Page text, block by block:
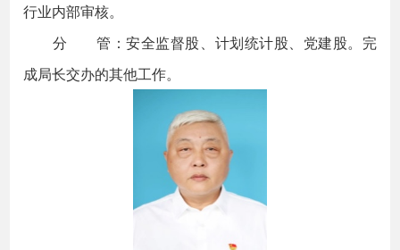
行业内部审核。
分 管：安全监督股、计划统计股、党建股。完
成局长交办的其他工作。